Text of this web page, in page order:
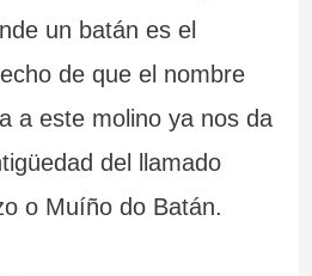
un batán es el
de que el nombre
a este molino ya nos da
del llamado
o Muíño do Batán.